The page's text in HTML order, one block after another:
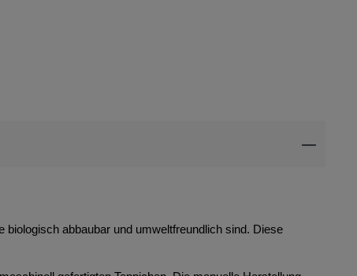
biologisch abbaubar und umweltfreundlich sind. Diese